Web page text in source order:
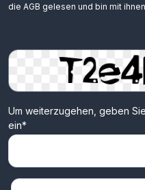
die AGB gelesen und bin mit
Um weiterzugehen, geben
ein*